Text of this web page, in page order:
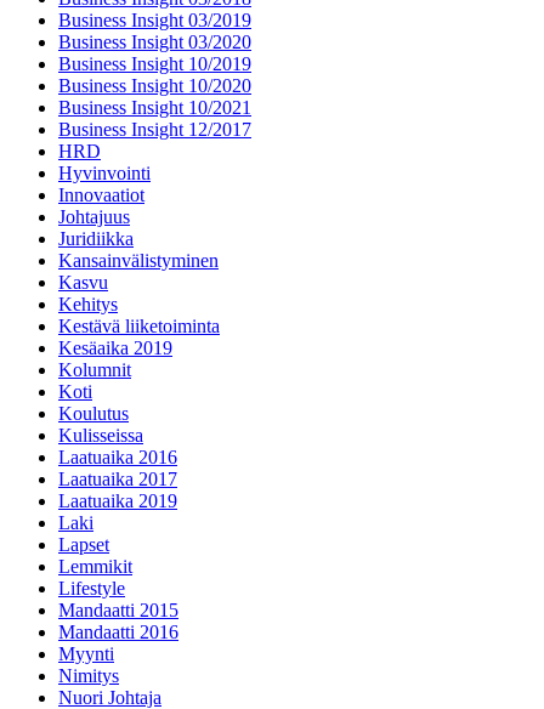
Business Insight 03/2019
Business Insight 03/2020
Business Insight 10/2019
Business Insight 10/2020
Business Insight 10/2021
Business Insight 12/2017
HRD
Hyvinvointi
Innovaatiot
Johtajuus
Juridiikka
Kansainvälistyminen
Kasvu
Kehitys
Kestävä liiketoiminta
Kesäaika 2019
Kolumnit
Koti
Koulutus
Kulisseissa
Laatuaika 2016
Laatuaika 2017
Laatuaika 2019
Laki
Lapset
Lemmikit
Lifestyle
Mandaatti 2015
Mandaatti 2016
Myynti
Nimitys
Nuori Johtaja